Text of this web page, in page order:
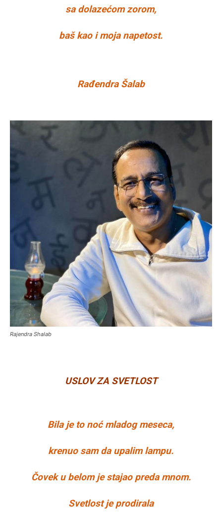
sa dolazećom zorom,
baš kao i moja napetost.
Rađendra Šalab
Rajendra Shalab
USLOV ZA SVETLOST
Bila je to noć mladog meseca,
krenuo sam da upalim lampu.
Čovek u belom je stajao preda mnom.
Svetlost je prodirala